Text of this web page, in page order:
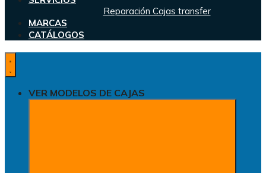
Reparación Cajas transfer
MARCAS
CATÁLOGOS
VER MODELOS DE CAJAS